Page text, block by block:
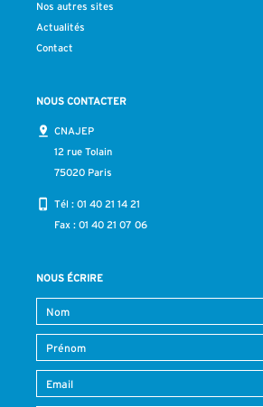
Nos autres sites
Actualités
Contact
NOUS CONTACTER
CNAJEP
12 rue Tolain
75020 Paris
Tél : 01 40 21 14 21
Fax : 01 40 21 07 06
NOUS ÉCRIRE